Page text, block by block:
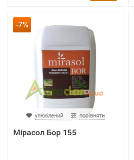
-7%
улюблений порівняти
Мірасол Бор 155